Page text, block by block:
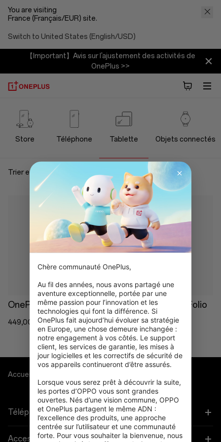
You are visiting
France (Français/EUR) site.
Switch to United States (English/USD)
【Important】Avis sur l'ajustement des activités de
OnePlus >>
OnePlus
Tablet
Store
Store Téléphone Tablette Objets connectés
Trier et filtrer
OnePlus Pad Go 2
449,00 €
En rupture de stock
OnePlus Pad Lite Folio
Case
34,99 €
Accueil
Téléphones
OnePlus 15
Accessoires
Chère communauté OnePlus,
Au fil des années, nous avons partagé une
aventure exceptionnelle, portée par une
même passion pour l’innovation et les
technologies qui font la différence. Si
OnePlus fait aujourd’hui évoluer sa stratégie
en Europe, une chose demeure inchangée :
notre engagement à vos côtés. Le support
client, les services de garantie, les mises à
jour logicielles et les correctifs de sécurité de
vos appareils continueront d’être assurés.
Lorsque vous serez prêt à découvrir la suite,
les portes d’OPPO vous sont grandes
ouvertes. Nés d’une vision commune, OPPO
et OnePlus partagent le même ADN :
l’excellence des produits, une approche
centrée sur l’utilisateur et une communauté
forte. Pour vous souhaiter la bienvenue, nous